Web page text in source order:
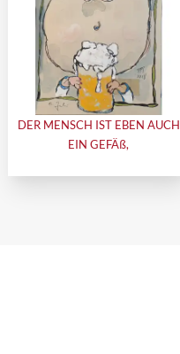
DER MENSCH IST EBEN AUCH
EIN GEFÄß,